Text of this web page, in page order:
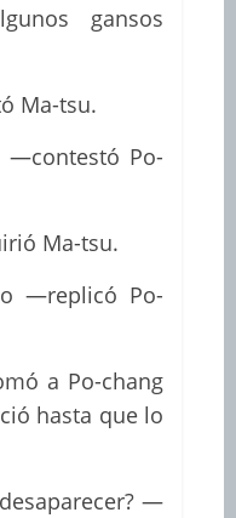
gansos
Ma-tsu.
—contestó Po-
Ma-tsu.
—replicó Po-
a Po-chang
hasta que lo
—